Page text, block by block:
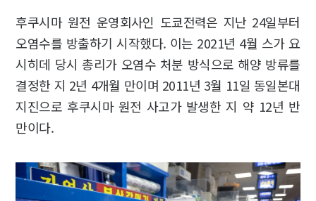
후쿠시마 원전 운영회사인 도쿄전력은 지난 24일부터
오염수를 방출하기 시작했다. 이는 2021년 4월 스가 요
시히데 당시 총리가 오염수 처분 방식으로 해양 방류를
결정한 지 2년 4개월 만이며 2011년 3월 11일 동일본대
지진으로 후쿠시마 원전 사고가 발생한 지 약 12년 반
만이다.